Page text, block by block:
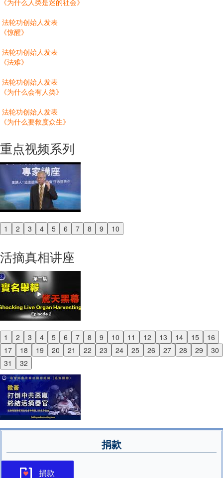
《为什么人类是迷的社会》
法轮功创始人发表
《惊醒》
法轮功创始人发表
《法难》
法轮功创始人发表
《为什么会有人类》
法轮功创始人发表
《为什么要救度众生》
重点视频系列
1 2 3 4 5 6 7 8 9 10
Previous
活摘真相讲座
1 2 3 4 5 6 7 8 9 10 11 12 13 14 15
16
17
18 19 20 21 22 23 24 25 26 27 28 29
30
31
32
Previous
Next
捐款
捐款